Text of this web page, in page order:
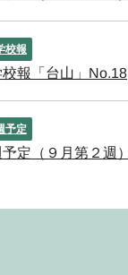
校報
校報「台山」No.18
予定
定（９月第２週）